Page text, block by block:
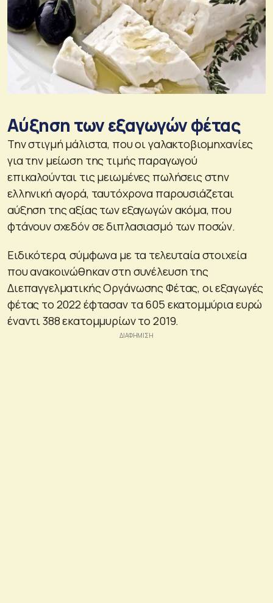
Αύξηση των εξαγωγών φέτας
Την στιγμή μάλιστα, που οι γαλακτοβιομηχανίες
για την μείωση της τιμής παραγωγού
επικαλούνται τις μειωμένες πωλήσεις στην
ελληνική αγορά, ταυτόχρονα παρουσιάζεται
αύξηση της αξίας των εξαγωγών ακόμα, που
φτάνουν σχεδόν σε διπλασιασμό των ποσών.
Ειδικότερα, σύμφωνα με τα τελευταία στοιχεία
που ανακοινώθηκαν στη συνέλευση της
Διεπαγγελματικής Οργάνωσης Φέτας, οι εξαγωγές
φέτας το 2022 έφτασαν τα 605 εκατομμύρια ευρώ
έναντι 388 εκατομμυρίων το 2019.